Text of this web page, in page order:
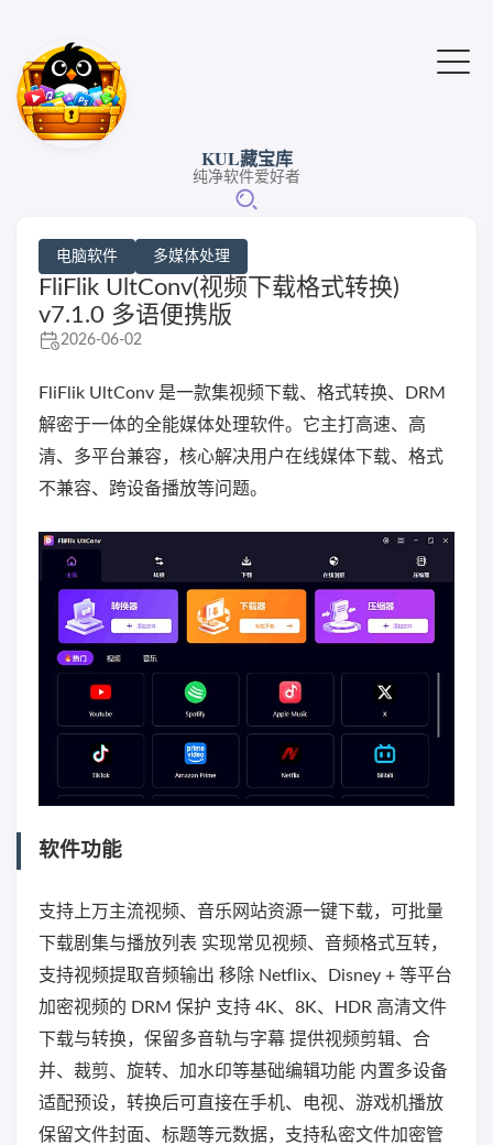
KUL藏宝库
纯净软件爱好者
电脑软件 多媒体处理
FliFlik UltConv(视频下载格式转换)
v7.1.0 多语便携版
2026-06-02
FliFlik UltConv 是一款集视频下载、格式转换、DRM
解密于一体的全能媒体处理软件。它主打高速、高
清、多平台兼容，核心解决用户在线媒体下载、格式
不兼容、跨设备播放等问题。
软件功能
支持上万主流视频、音乐网站资源一键下载，可批量
下载剧集与播放列表 实现常见视频、音频格式互转，
支持视频提取音频输出 移除 Netflix、Disney + 等平台
加密视频的 DRM 保护 支持 4K、8K、HDR 高清文件
下载与转换，保留多音轨与字幕 提供视频剪辑、合
并、裁剪、旋转、加水印等基础编辑功能 内置多设备
适配预设，转换后可直接在手机、电视、游戏机播放
保留文件封面、标题等元数据，支持私密文件加密管